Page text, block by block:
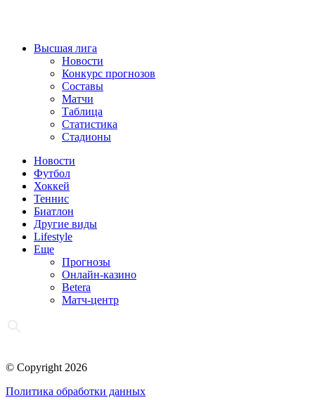
Высшая лига
Новости
Конкурс прогнозов
Составы
Матчи
Таблица
Статистика
Стадионы
Новости
Футбол
Хоккей
Теннис
Биатлон
Другие виды
Lifestyle
Еще
Прогнозы
Онлайн-казино
Betera
Матч-центр
© Copyright 2026
Политика обработки данных